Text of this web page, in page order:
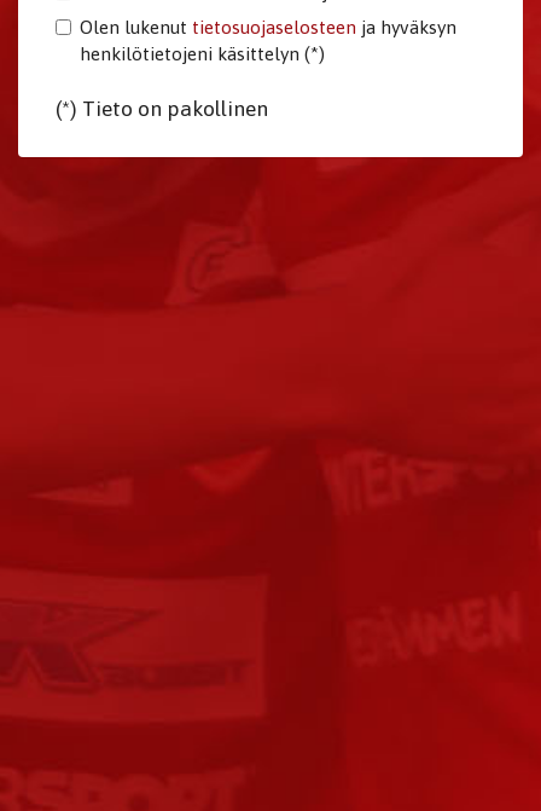
Olen lukenut tietosuojaselosteen ja hyväksyn
henkilötietojeni käsittelyn (*)
(*) Tieto on pakollinen